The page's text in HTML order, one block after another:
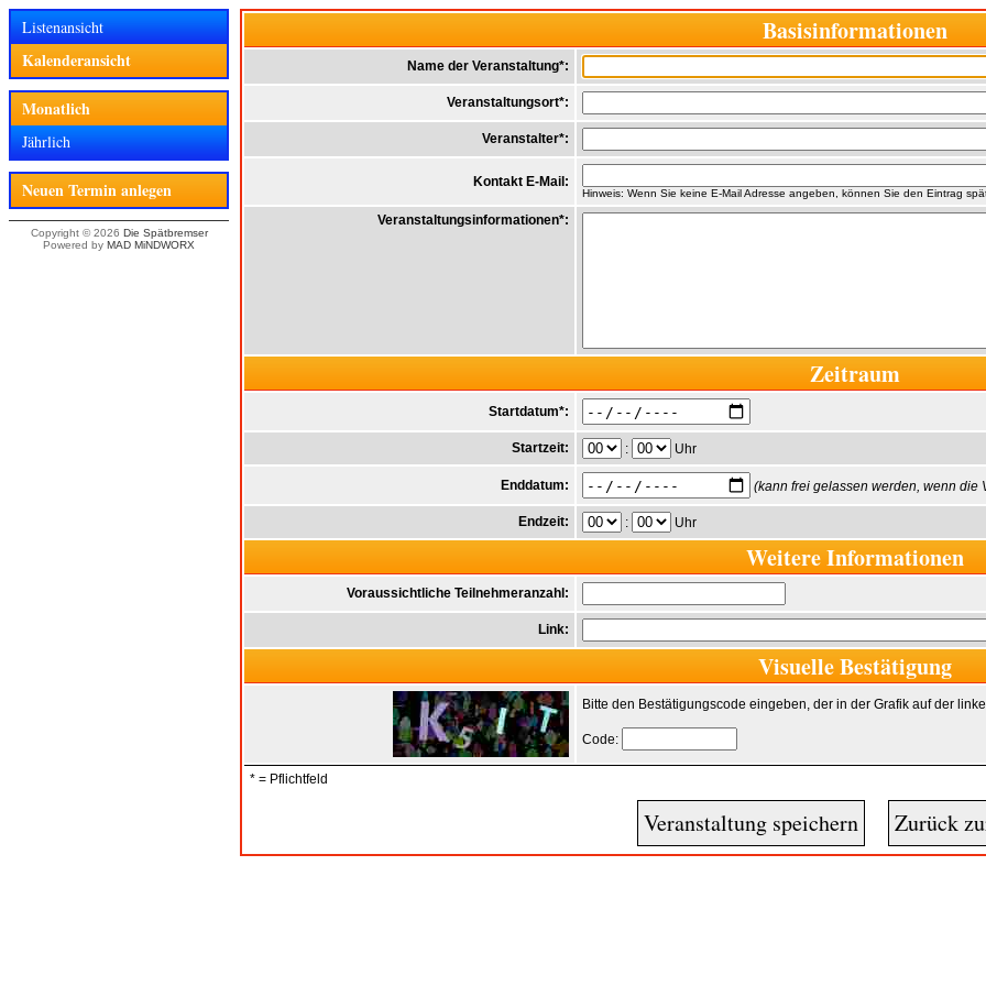
Listenansicht
Kalenderansicht
Monatlich
Jährlich
Neuen Termin anlegen
Copyright © 2026 Die Spätbremser
Powered by MAD MiNDWORX
Basisinformationen
Name der Veranstaltung*:
Veranstaltungsort*:
Veranstalter*:
Kontakt E-Mail:
Hinweis: Wenn Sie keine E-Mail Adresse angeben, können Sie den Eintrag
Veranstaltungsinformationen*:
Zeitraum
Startdatum*:
Startzeit: : Uhr
Enddatum: (kann frei gelassen werden, wenn die
Endzeit: : Uhr
Weitere Informationen
Voraussichtliche Teilnehmeranzahl:
Link:
Visuelle Bestätigung
Bitte den Bestätigungscode eingeben, der in der Grafik auf der
Code:
* = Pflichtfeld